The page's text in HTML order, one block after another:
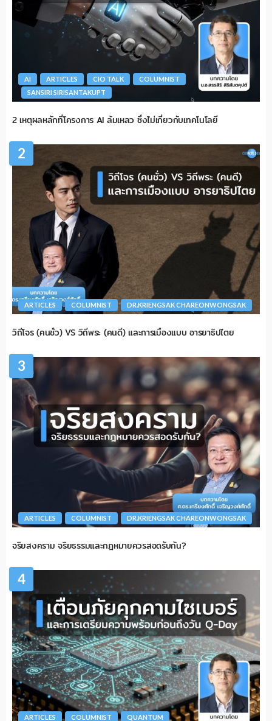
AI ARTICLES CIO TALK
COLUMNIST
SANSIRI SIRISANTAKUPT
2 เหตุผลหลักที่โครงการ AI ล้มเหลว ซึ่งไม่เกี่ยวกับเทคโนโลยี
2
ARTICLES COLUMNIST DR.KRIENGSAK CHAREONWONGSAK
วิถีโจร (คนชั่ว) VS วิถีพระ (คนดี) และการเมืองแบบ อารยาธิปไตย
3
ARTICLES COLUMNIST DR.KRIENGSAK CHAREONWONGSAK
จริยสงคราม จริยธรรมและกฎหมายควรสอดรับกัน?
4
ARTICLES COLUMNIST QUANTUM